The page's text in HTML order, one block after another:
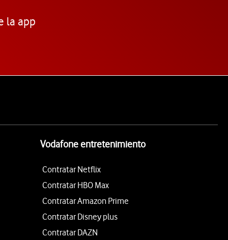
la app
Vodafone entretenimiento
Contratar Netflix
Contratar HBO Max
Contratar Amazon Prime
Contratar Disney plus
Contratar DAZN